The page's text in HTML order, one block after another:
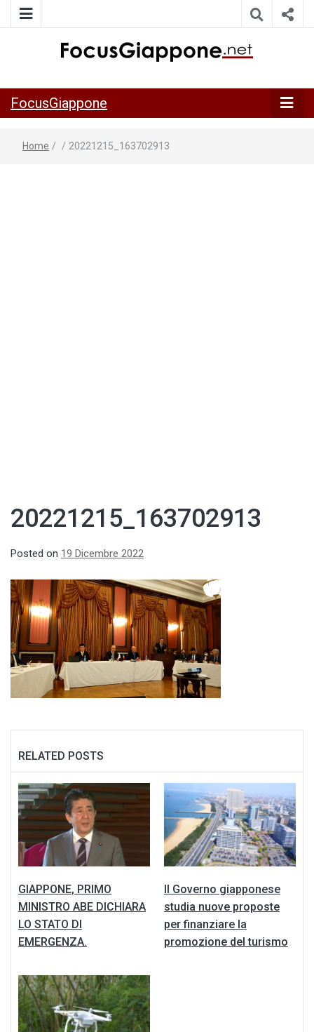
della Japan Italy Economic Federation
FocusGiappone
Home / / 20221215_163702913
20221215_163702913
Posted on 19 Dicembre 2022
RELATED POSTS
GIAPPONE, PRIMO
MINISTRO ABE DICHIARA
LO STATO DI
EMERGENZA.
Il Governo giapponese
studia nuove proposte
per finanziare la
promozione del turismo